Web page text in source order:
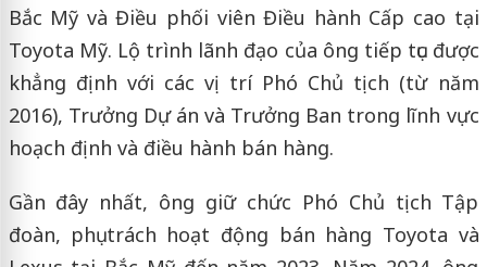
Bắc Mỹ và Điều phối viên Điều hành Cấp cao tại
Toyota Mỹ. Lộ trình lãnh đạo của ông tiếp tục được
khẳng định với các vị trí Phó Chủ tịch (từ năm
2016), Trưởng Dự án và Trưởng Ban trong lĩnh vực
hoạch định và điều hành bán hàng.
Gần đây nhất, ông giữ chức Phó Chủ tịch Tập
đoàn, phụ trách hoạt động bán hàng Toyota và